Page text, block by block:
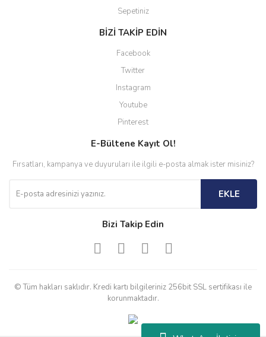
Sepetiniz
BİZİ TAKİP EDİN
Facebook
Twitter
Instagram
Youtube
Pinterest
E-Bültene Kayıt Ol!
Fırsatları, kampanya ve duyuruları ile ilgili e-posta almak ister misiniz?
EKLE
Bizi Takip Edin
© Tüm hakları saklıdır. Kredi kartı bilgileriniz 256bit SSL sertifikası ile
korunmaktadır.